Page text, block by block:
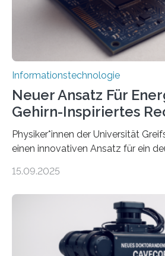
und Mimik im Einklang sind…
Informationstechnologie
Neuer Ansatz Für
Gehirn-Inspiriertes
Physiker*innen der Universität
einen innovativen Ansatz für ein
Lösungsweg ist inspiriert vom
stellt die heutige Computertechnik
Herausforderungen. Herkömmliche
Prozessoren stoßen an ihre
viel Energie, die Speicher- und
15.09.2025